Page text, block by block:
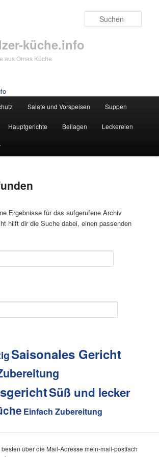
küche.info
aus Omas Küche
Salate und Vorspeisen Suppen
Hauptgerichte Beilagen Leckereien
Ergebnisse für das aufgerufene Archiv
hilft dir die Suche dabei, einen passenden
Saisonales Gericht
Süß und lecker
Einfach Zubereitung
besten über die Mail-Adresse mein-mail-postfach